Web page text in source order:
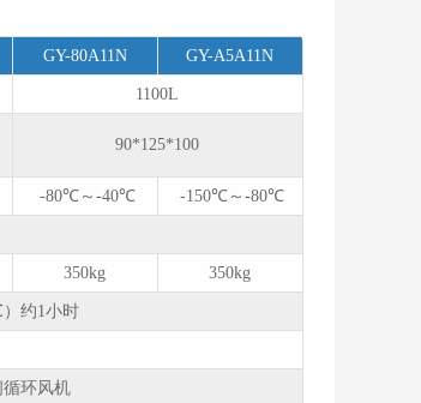
GY-80A11N GY-A5A11N
1100L
90*125*100
-80℃～-40℃ -150℃～-80℃
350kg 350kg
约1小时
环风机